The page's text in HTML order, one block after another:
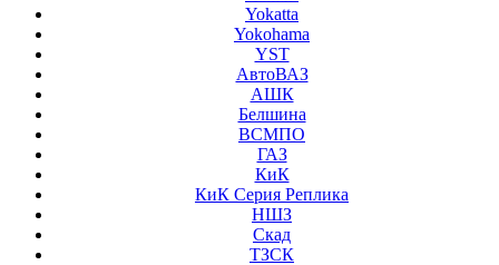
Yokatta
Yokohama
YST
АвтоВАЗ
АШК
Белшина
ВСМПО
ГАЗ
КиК
КиК Серия Реплика
НШЗ
Скад
ТЗСК